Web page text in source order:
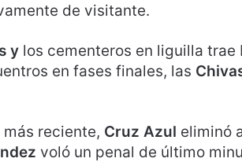
de visitante.
y los cementeros en liguilla trae
en fases finales, las
reciente, Cruz Azul eliminó
voló un penal de último